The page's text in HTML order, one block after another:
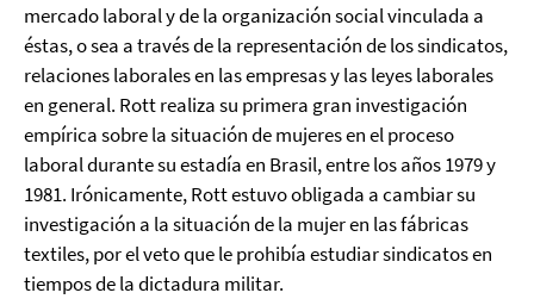
mercado laboral y de la organización social vinculada a
éstas, o sea a través de la representación de los sindicatos,
relaciones laborales en las empresas y las leyes laborales
en general. Rott realiza su primera gran investigación
empírica sobre la situación de mujeres en el proceso
laboral durante su estadía en Brasil, entre los años 1979 y
1981. Irónicamente, Rott estuvo obligada a cambiar su
investigación a la situación de la mujer en las fábricas
textiles, por el veto que le prohibía estudiar sindicatos en
tiempos de la dictadura militar.